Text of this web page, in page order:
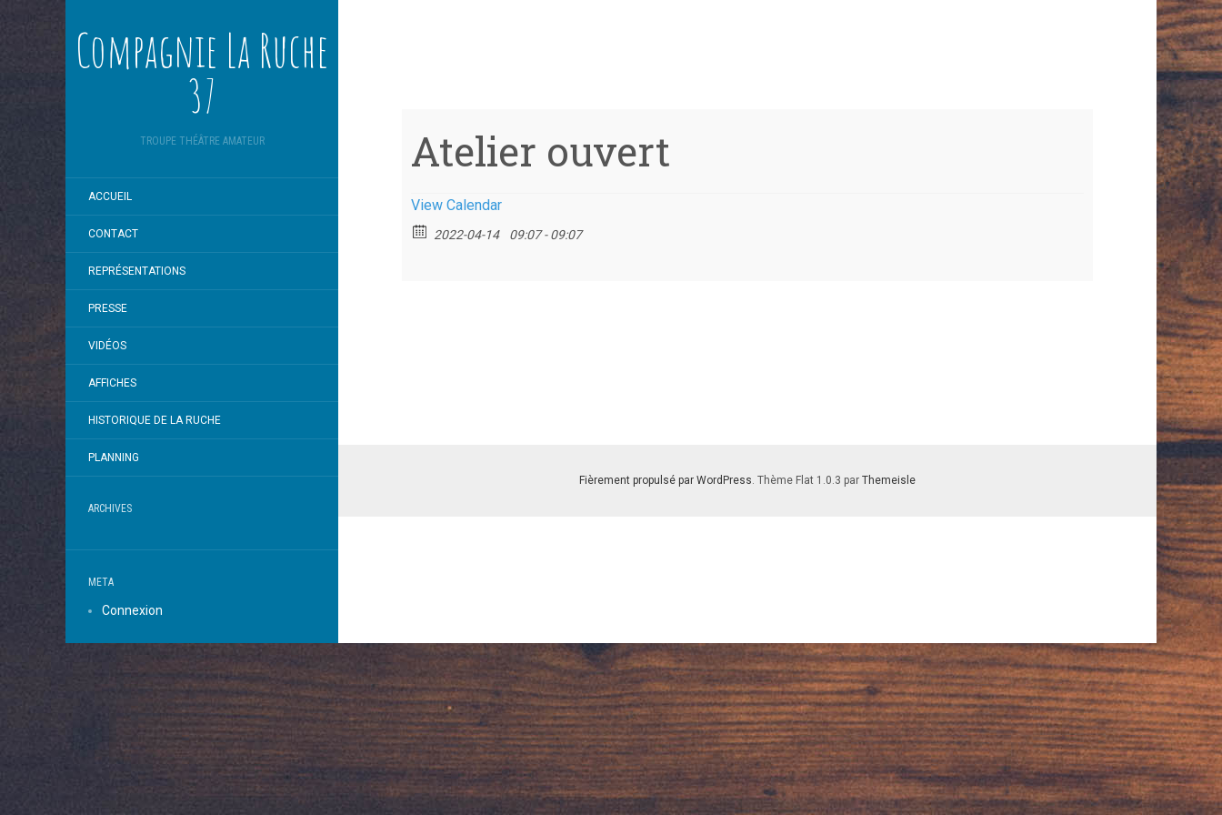
Compagnie La Ruche
37
TROUPE THÉÂTRE AMATEUR
ACCUEIL
CONTACT
REPRÉSENTATIONS
PRESSE
VIDÉOS
AFFICHES
HISTORIQUE DE LA RUCHE
PLANNING
ARCHIVES
META
Connexion
Atelier ouvert
View Calendar
2022-04-14 09:07 - 09:07
Fièrement propulsé par WordPress. Thème Flat 1.0.3 par Themeisle